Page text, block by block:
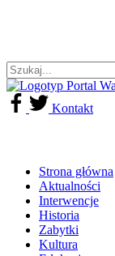
Kontakt
Strona główna
Aktualności
Interwencje
Historia
Zabytki
Kultura